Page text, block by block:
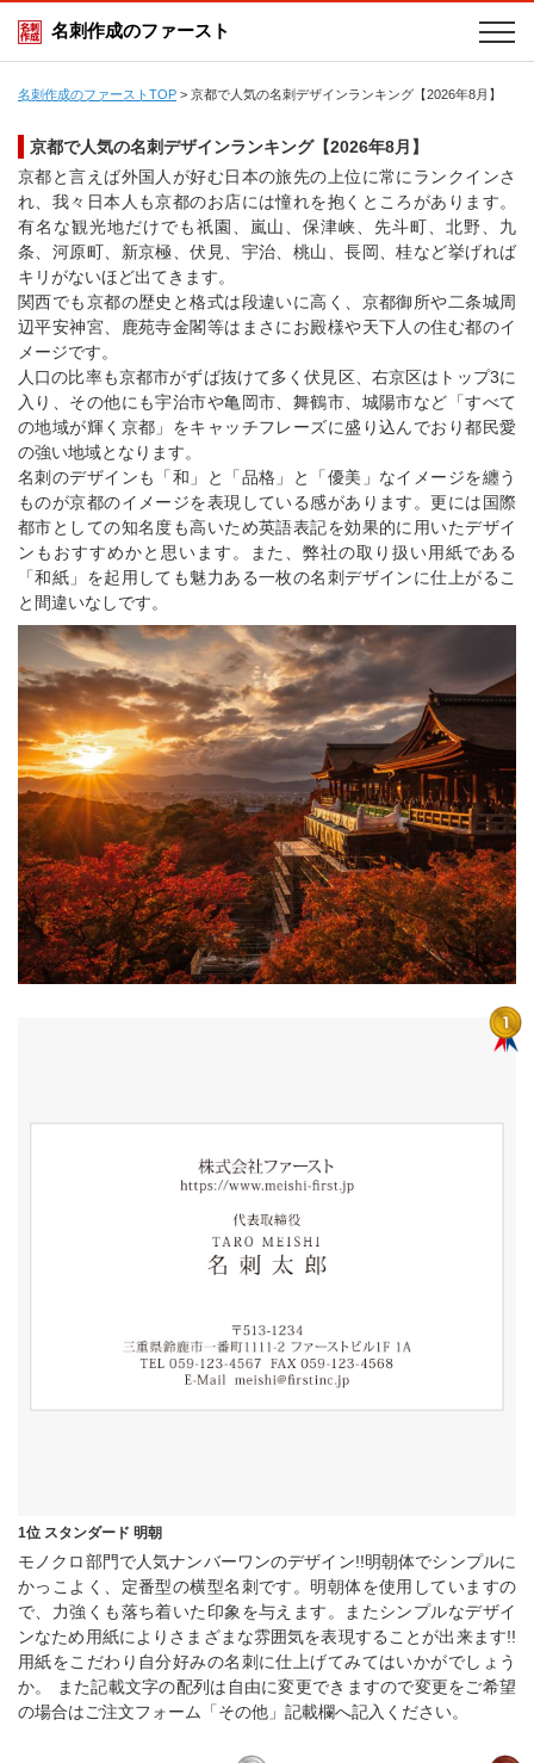
名刺作成のファースト
名刺作成のファーストTOP > 京都で人気の名刺デザインランキング【2026年8月】
京都で人気の名刺デザインランキング【2026年8月】
京都と言えば外国人が好む日本の旅先の上位に常にランクインさ
れ、我々日本人も京都のお店には憧れを抱くところがあります。
有名な観光地だけでも祇園、嵐山、保津峡、先斗町、北野、九
条、河原町、新京極、伏見、宇治、桃山、長岡、桂など挙げれば
キリがないほど出てきます。
関西でも京都の歴史と格式は段違いに高く、京都御所や二条城周
辺平安神宮、鹿苑寺金閣等はまさにお殿様や天下人の住む都のイ
メージです。
人口の比率も京都市がずば抜けて多く伏見区、右京区はトップ3に
入り、その他にも宇治市や亀岡市、舞鶴市、城陽市など「すべて
の地域が輝く京都」をキャッチフレーズに盛り込んでおり都民愛
の強い地域となります。
名刺のデザインも「和」と「品格」と「優美」なイメージを纏う
ものが京都のイメージを表現している感があります。更には国際
都市としての知名度も高いため英語表記を効果的に用いたデザイ
ンもおすすめかと思います。また、弊社の取り扱い用紙である
「和紙」を起用しても魅力ある一枚の名刺デザインに仕上がるこ
と間違いなしです。
1位 スタンダード 明朝
モノクロ部門で人気ナンバーワンのデザイン!!明朝体でシンプルに
かっこよく、定番型の横型名刺です。明朝体を使用していますの
で、力強くも落ち着いた印象を与えます。またシンプルなデザイ
ンなため用紙によりさまざまな雰囲気を表現することが出来ます!!
用紙をこだわり自分好みの名刺に仕上げてみてはいかがでしょう
か。 また記載文字の配列は自由に変更できますので変更をご希望
の場合はご注文フォーム「その他」記載欄へ記入ください。